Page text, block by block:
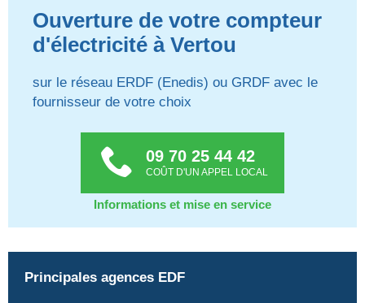
Ouverture de votre compteur
d'électricité à Vertou
sur le réseau ERDF (Enedis) ou GRDF avec le
fournisseur de votre choix
09 70 25 44 42
COÛT D'UN APPEL LOCAL
Informations et mise en service
Principales agences EDF